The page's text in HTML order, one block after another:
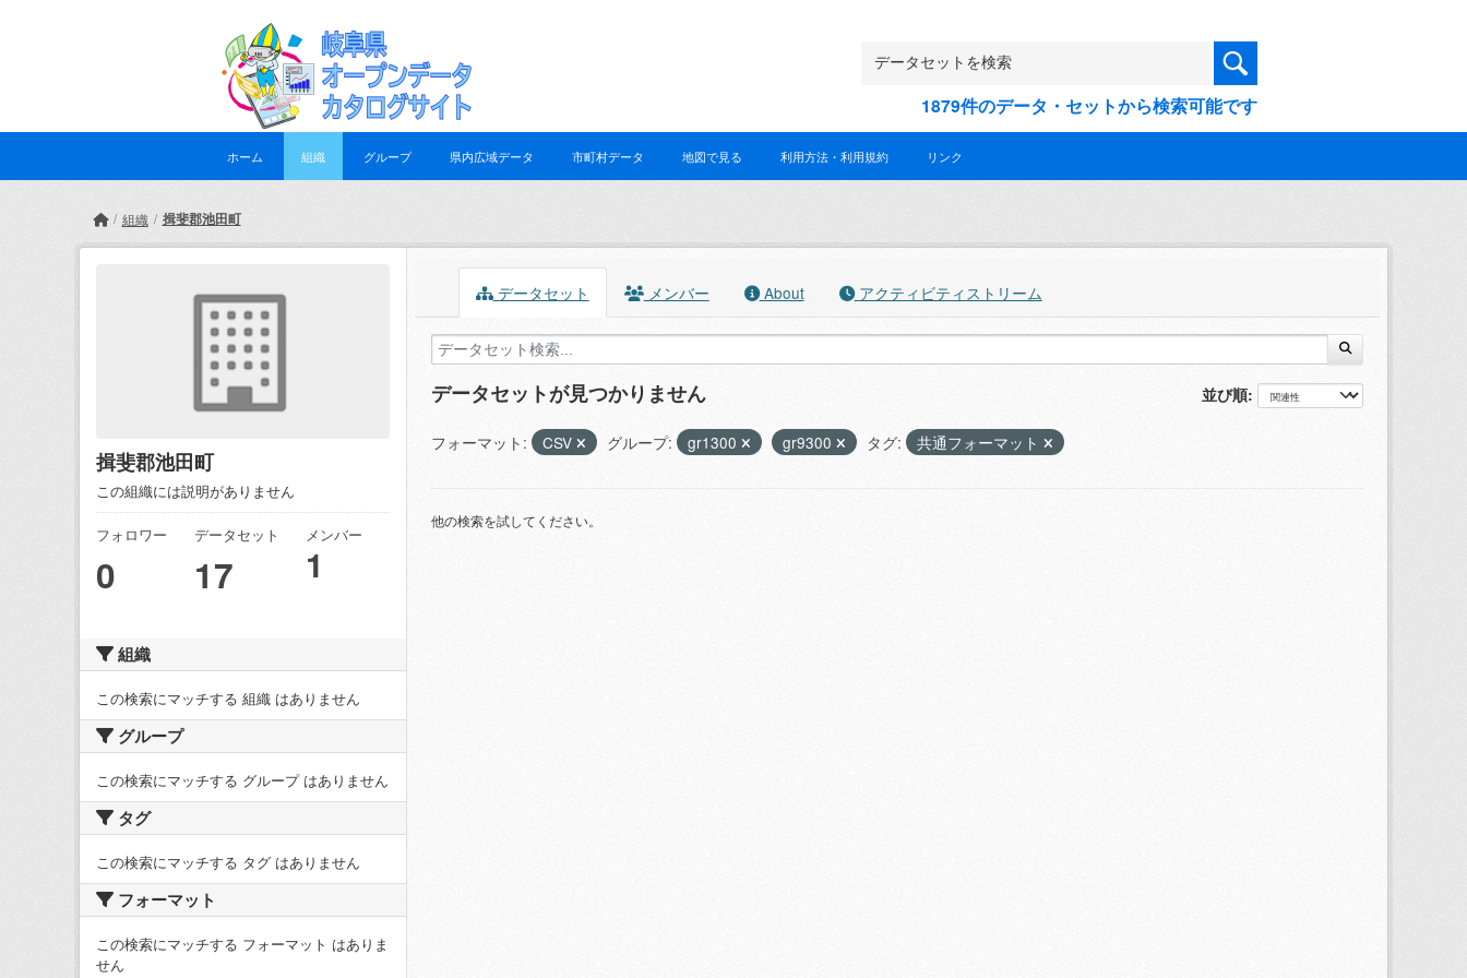
1879件のデータ・セットから検索可能です
ホーム 組織 グループ 県内広域データ 市町村データ 地図で見る 利用方法・利用規約 リンク
組織 揖斐郡池田町
揖斐郡池田町
この組織には説明がありません
フォロワー
0
データセット
17
メンバー
1
組織
この検索にマッチする 組織 はありません
グループ
この検索にマッチする グループ はありません
タグ
この検索にマッチする タグ はありません
フォーマット
この検索にマッチする フォーマット はありま
せん
データセット メンバー About アクティビティストリーム
並び順
データセットが見つかりません
フォーマット: CSV グループ: gr1300 gr9300 タグ: 共通フォーマット
他の検索を試してください。